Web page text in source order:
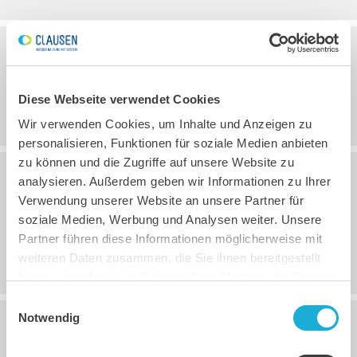
Diese Webseite verwendet Cookies
Wir verwenden Cookies, um Inhalte und Anzeigen zu
personalisieren, Funktionen für soziale Medien anbieten
zu können und die Zugriffe auf unsere Website zu
analysieren. Außerdem geben wir Informationen zu Ihrer
Verwendung unserer Website an unsere Partner für
soziale Medien, Werbung und Analysen weiter. Unsere
Partner führen diese Informationen möglicherweise mit
weiteren Daten zusammen, die Sie ihnen bereitgestellt
Notwendig
03.12.2025, 00:00Uhr
Betriebsferien 2025/2026
16.06.2025, 10:52Uhr
Eingeschränkte Erreichbarkeit am 26. und
27. Juni